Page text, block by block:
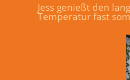
Jess genießt den
Temperatur fast